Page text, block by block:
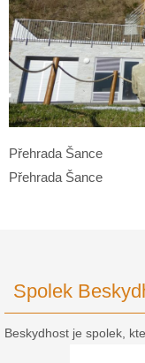
Přehrada Šance
Přehrada Šance
Spolek
Beskydhost je spolek,